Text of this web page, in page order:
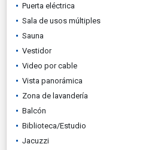
Puerta eléctrica
Sala de usos múltiples
Sauna
Vestidor
Video por cable
Vista panorámica
Zona de lavandería
Balcón
Biblioteca/Estudio
Jacuzzi